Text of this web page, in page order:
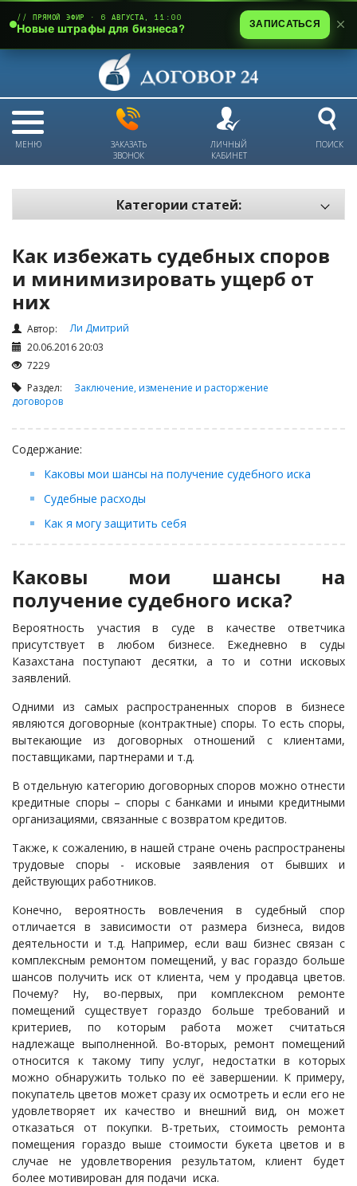
МЕНЮ
ЗАКАЗАТЬ
ЗВОНОК
ЛИЧНЫЙ
КАБИНЕТ
ПОИСК
Категории статей:
Электронный документооборот и цифровая подпись
Трудовые отношения
Техника безопасности и охрана труда
Изменения в законодательстве РК
Займы
Сбор долгов
Регистрация ТОО
Интернет и право
Новости сервиса
Архив
Как избежать судебных споров
и минимизировать ущерб от
них
Автор:
Ли Дмитрий
20.06.2016 20:03
7229
Раздел: Заключение, изменение и расторжение
договоров
Содержание:
Каковы мои шансы на получение судебного иска
Судебные расходы
Как я могу защитить себя
Каковы мои шансы на
получение судебного иска?
Вероятность участия в суде в качестве ответчика
присутствует в любом бизнесе. Ежедневно в суды
Казахстана поступают десятки, а то и сотни исковых
заявлений.
Одними из самых распространенных споров в бизнесе
являются договорные (контрактные) споры. То есть споры,
вытекающие из договорных отношений с клиентами,
поставщиками, партнерами и т.д.
В отдельную категорию договорных споров можно отнести
кредитные споры – споры с банками и иными кредитными
организациями, связанные с возвратом кредитов.
Также, к сожалению, в нашей стране очень распространены
трудовые споры - исковые заявления от бывших и
действующих работников.
Конечно, вероятность вовлечения в судебный спор
отличается в зависимости от размера бизнеса, видов
деятельности и т.д. Например, если ваш бизнес связан с
комплексным ремонтом помещений, у вас гораздо больше
шансов получить иск от клиента, чем у продавца цветов.
Почему? Ну, во-первых, при комплексном ремонте
помещений существует гораздо больше требований и
критериев, по которым работа может считаться
надлежаще выполненной. Во-вторых, ремонт помещений
относится к такому типу услуг, недостатки в которых
можно обнаружить только по её завершении. К примеру,
покупатель цветов может сразу их осмотреть и если его не
удовлетворяет их качество и внешний вид, он может
отказаться от покупки. В-третьих, стоимость ремонта
помещения гораздо выше стоимости букета цветов и в
случае не удовлетворения результатом, клиент будет
более мотивирован для подачи иска.
// ПРЯМОЙ ЭФИР · 6 АВГУСТА, 11:00
Новые штрафы для бизнеса? ЗАПИСАТЬСЯ